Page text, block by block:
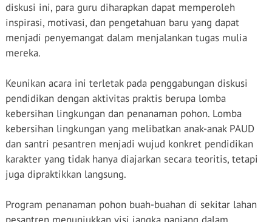
diskusi ini, para guru diharapkan dapat memperoleh
inspirasi, motivasi, dan pengetahuan baru yang dapat
menjadi penyemangat dalam menjalankan tugas mulia
mereka.
Keunikan acara ini terletak pada penggabungan diskusi
pendidikan dengan aktivitas praktis berupa lomba
kebersihan lingkungan dan penanaman pohon. Lomba
kebersihan lingkungan yang melibatkan anak-anak PAUD
dan santri pesantren menjadi wujud konkret pendidikan
karakter yang tidak hanya diajarkan secara teoritis, tetapi
juga dipraktikkan langsung.
Program penanaman pohon buah-buahan di sekitar lahan